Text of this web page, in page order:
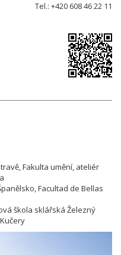
Tel.: +420 608 46 22 11
Fakulta umění, ateliér
Facultad de Bellas
škola sklářská Železný